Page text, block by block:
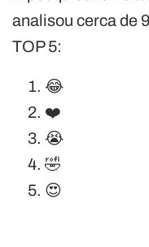
analisou cerca de
TOP 5:
😂
❤️
😭
🤣
😍